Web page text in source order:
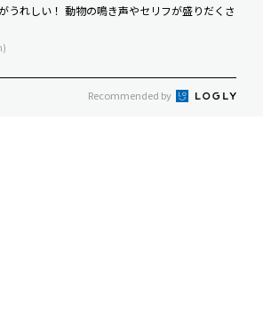
うれしい！ 動物の鳴き声やセリフが盛りだくさ
Recommended by